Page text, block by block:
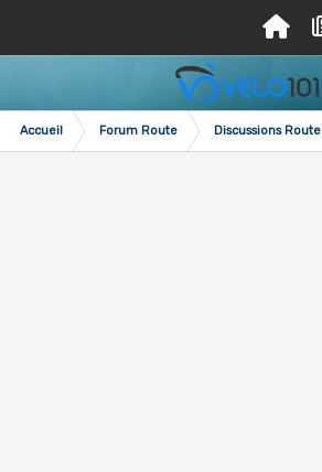
Accueil Forum Route Discussions Route